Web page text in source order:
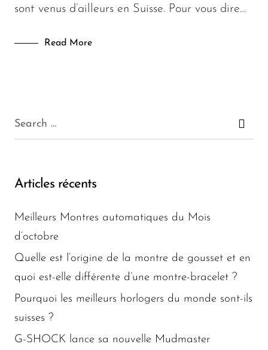
Mode
sont venus d’ailleurs en Suisse. Pour vous dire…
Read More
Articles récents
Meilleurs Montres automatiques du Mois
d’octobre
Quelle est l’origine de la montre de gousset et en
quoi est-elle différente d’une montre-bracelet ?
Pourquoi les meilleurs horlogers du monde sont-ils
suisses ?
G-SHOCK lance sa nouvelle Mudmaster